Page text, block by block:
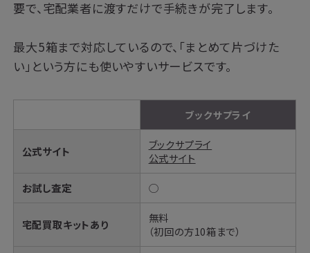
要で、宅配業者に渡すだけで手続きが完了します。
最大5箱まで対応しているので、「まとめて片づけた
い」という方にも使いやすいサービスです。
ブックサプライ
公式サイト
ブックサプライ
公式サイト
お試し査定 ◯
宅配買取キットあり
無料
（初回の方10箱まで）